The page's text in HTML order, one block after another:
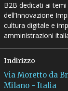
B2B dedicati ai
dell’Innovazione
cultura digitale e
amministrazioni
Indirizzo
Via Moretto da
Milano - Italia